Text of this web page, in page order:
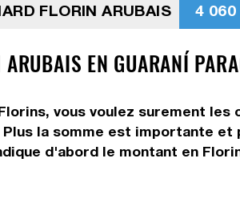
FLORIN ARUBAIS 4 060
EN GUARANÍ
vous voulez surement
la somme est importante
d'abord le montant en